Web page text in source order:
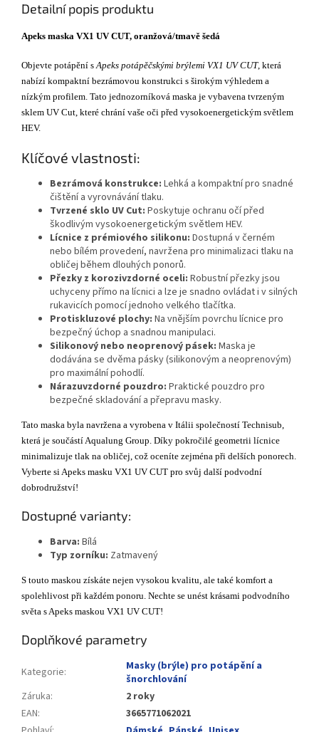
Detailní popis produktu
Apeks maska VX1 UV CUT, oranžová/tmavě šedá
Objevte potápění sApeks potápěčskými brýlemi VX1 UV CUT, která
nabízí kompaktní bezrámovou konstrukci s širokým výhledem a
nízkým profilem. Tato jednozorníková maska je vybavena tvrzeným
sklem UV Cut, které chrání vaše oči před vysokoenergetickým světlem
HEV.
Klíčové vlastnosti:
Bezrámová konstrukce: Lehká a kompaktní pro snadné
čištění a vyrovnávání tlaku.
Tvrzené sklo UV Cut: Poskytuje ochranu očí před
škodlivým vysokoenergetickým světlem HEV.
Lícnice z prémiového silikonu: Dostupná v černém
nebo bílém provedení, navržena pro minimalizaci tlaku na
obličej během dlouhých ponorů.
Přezky z korozivzdorné oceli: Robustní přezky jsou
uchyceny přímo na lícnici a lze je snadno ovládat i v silných
rukavicích pomocí jednoho velkého tlačítka.
Protiskluzové plochy: Na vnějším povrchu lícnice pro
bezpečný úchop a snadnou manipulaci.
Silikonový nebo neoprenový pásek: Maska je
dodávána se dvěma pásky (silikonovým a neoprenovým)
pro maximální pohodlí.
Nárazuvzdorné pouzdro: Praktické pouzdro pro
bezpečné skladování a přepravu masky.
Tato maska byla navržena a vyrobena v Itálii společností Technisub,
která je součástí Aqualung Group. Díky pokročilé geometrii lícnice
minimalizuje tlak na obličej, což oceníte zejména při delších ponorech.
Vyberte si Apeks masku VX1 UV CUT pro svůj další podvodní
dobrodružství!
Dostupné varianty:
Barva: Bílá
Typ zorníku: Zatmavený
S touto maskou získáte nejen vysokou kvalitu, ale také komfort a
spolehlivost při každém ponoru. Nechte se unést krásami podvodního
světa s Apeks maskou VX1 UV CUT!
Doplňkové parametry
Kategorie:
Masky (brýle) pro potápění a
šnorchlování
Záruka:
2 roky
EAN:
3665771062021